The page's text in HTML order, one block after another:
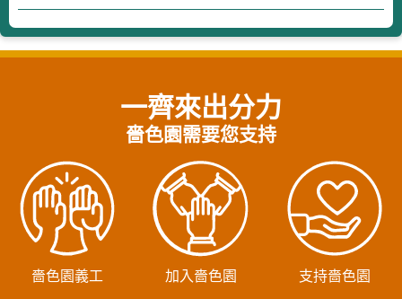
一齊來出分力
嗇色園需要您支持
嗇色園義工 加入嗇色園 支持嗇色園